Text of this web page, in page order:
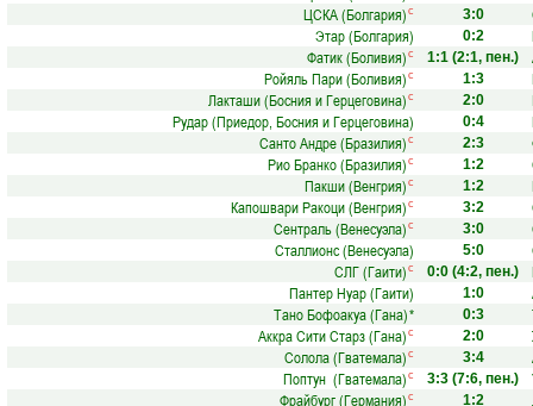
ЦСКА (Болгария) с 3:0
Этар (Болгария)
0:2
Фатик (Боливия) с 1:1 (2:1, пен.)
Ройяль Пари (Боливия) с 1:3
Лакташи (Босния и Герцеговина) с 2:0
Рудар (Приедор, Босния и Герцеговина)
0:4
Санто Андре (Бразилия) с 2:3
Рио Бранко (Бразилия) с 1:2
Пакши (Венгрия) с 1:2
Капошвари Ракоци (Венгрия) с 3:2
Сентраль (Венесуэла) с 3:0
Сталлионс (Венесуэла)
5:0
СЛГ (Гаити) с 0:0 (4:2, пен.)
Пантер Нуар (Гаити)
1:0
Тано Бофоакуа (Гана)* 0:3
Аккра Сити Старз (Гана) с 2:0
Солола (Гватемала) с 3:4
Поптун (Гватемала) с 3:3 (7:6, пен.)
Фрайбург (Германия) с 1:2